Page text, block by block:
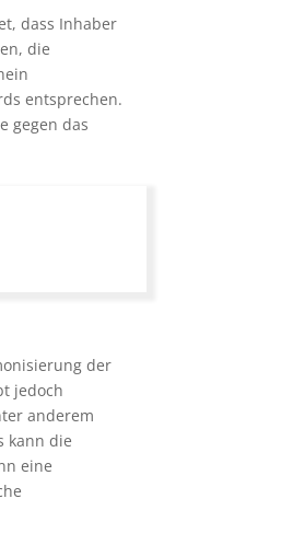
dass Inhaber
die
entsprechen.
gegen das
der
jedoch
anderem
kann die
eine